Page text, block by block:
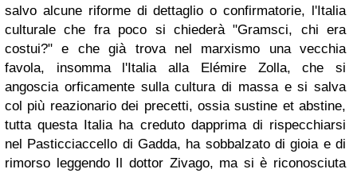
salvo alcune riforme di dettaglio o confirmatorie, l'Italia
culturale che fra poco si chiederà "Gramsci, chi era
costui?" e che già trova nel marxismo una vecchia
favola, insomma l'Italia alla Elémire Zolla, che si
angoscia orficamente sulla cultura di massa e si salva
col più reazionario dei precetti, ossia sustine et abstine,
tutta questa Italia ha creduto dapprima di rispecchiarsi
nel Pasticciaccello di Gadda, ha sobbalzato di gioia e di
rimorso leggendo Il dottor Zivago, ma si è riconosciuta